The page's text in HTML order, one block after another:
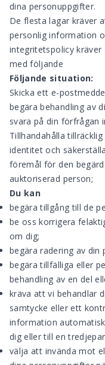
dina personuppgifter.
De flesta lagar kräver
personlig information
integritetspolicy
med följande
Följande situation:
Skicka ett e-
begära behandling av
svara på din förfrågan
Tillhandahålla
identitet och
föremål för den
auktoriserad person;
Du kan
begära tillgång till de
be oss korrigera
om dig;
begära radering av
begära tillfälliga eller
behandling av en del
kräva att vi behandlar
samtycke eller ett
information
dig eller till en
välja att invända mot